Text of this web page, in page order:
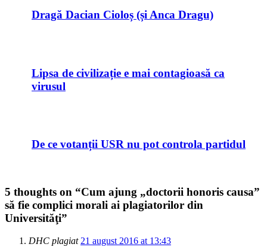
Dragă Dacian Cioloș (și Anca Dragu)
Lipsa de civilizație e mai contagioasă ca
virusul
De ce votanții USR nu pot controla partidul
5 thoughts on “Cum ajung „doctorii honoris causa”
să fie complici morali ai plagiatorilor din
Universităţi”
DHC plagiat 21 august 2016 at 13:43